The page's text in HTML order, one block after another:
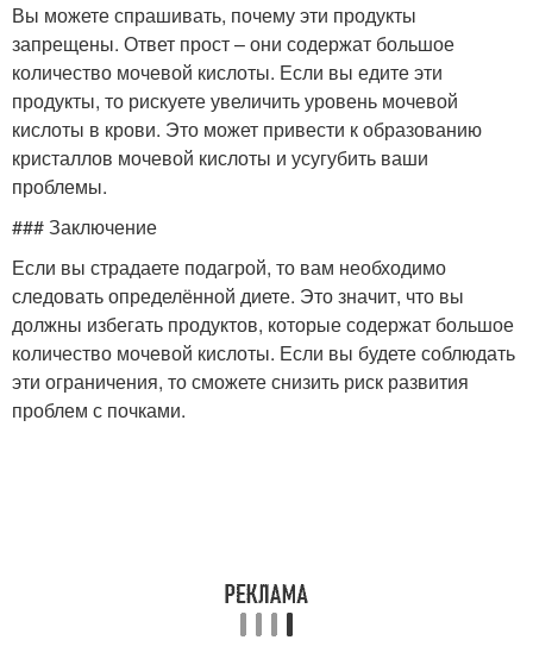
Вы можете спрашивать, почему эти продукты
запрещены. Ответ прост – они содержат большое
количество мочевой кислоты. Если вы едите эти
продукты, то рискуете увеличить уровень мочевой
кислоты в крови. Это может привести к образованию
кристаллов мочевой кислоты и усугубить ваши
проблемы.
### Заключение
Если вы страдаете подагрой, то вам необходимо
следовать определённой диете. Это значит, что вы
должны избегать продуктов, которые содержат большое
количество мочевой кислоты. Если вы будете соблюдать
эти ограничения, то сможете снизить риск развития
проблем с почками.